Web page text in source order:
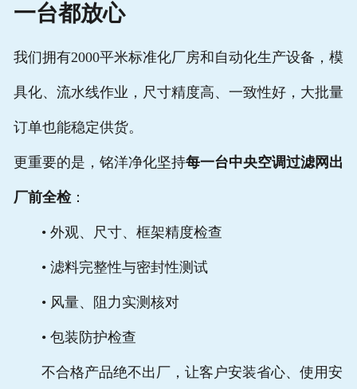
一台都放心
我们拥有2000平米标准化厂房和自动化生产设备，模
具化、流水线作业，尺寸精度高、一致性好，大批量
订单也能稳定供货。
更重要的是，铭洋净化坚持每一台中央空调过滤网出
厂前全检：
• 外观、尺寸、框架精度检查
• 滤料完整性与密封性测试
• 风量、阻力实测核对
• 包装防护检查
不合格产品绝不出厂，让客户安装省心、使用安